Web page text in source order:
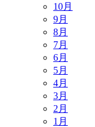
10月
9月
8月
7月
6月
5月
4月
3月
2月
1月